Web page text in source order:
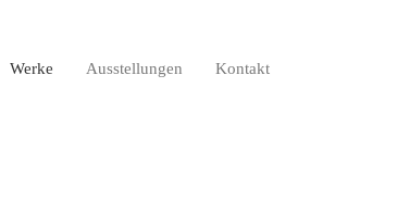
Werke Ausstellungen Kontakt